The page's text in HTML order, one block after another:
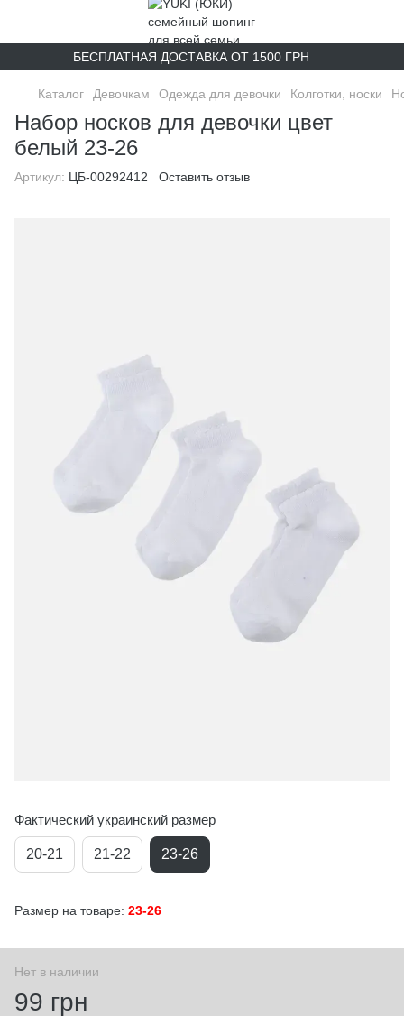
БЕСПЛАТНАЯ ДОСТАВКА ОТ 1500 ГРН
Каталог Девочкам Одежда для девочки Колготки, носки
Набор носков для девочки цвет
белый 23-26
Артикул: ЦБ-00292412 Оставить отзыв
Фактический украинский размер
20-21 21-22 23-26
Размер на товаре: 23-26
Нет в наличии
99 грн